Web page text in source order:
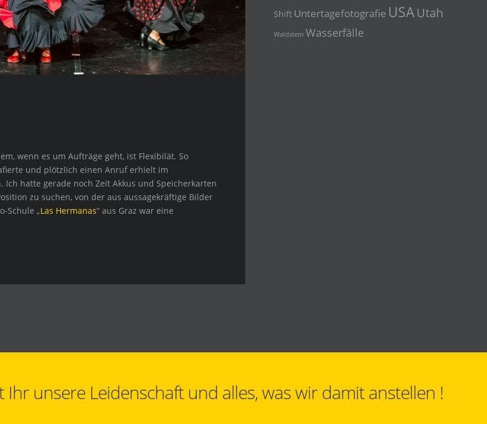
wenn es um Aufträge geht, ist Flexibilät. So
und plötzlich einen Anruf erhielt im
hatte gerade noch Zeit Akkus und Speicherkarten
zu suchen, von der aus aussagekräftige Bilder
Schule „Las Hermanas“ aus Graz war eine
Shift Untertagefotografie USAUtah
Waldstein Wasserfälle
unsere Leidenschaft und alles, was wir damit anstellen !